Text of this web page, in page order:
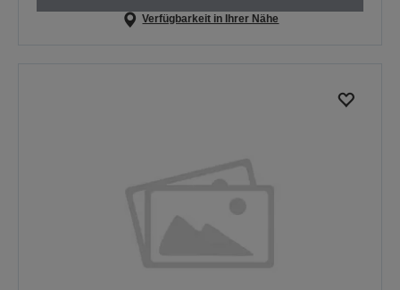
Verfügbarkeit in Ihrer Nähe